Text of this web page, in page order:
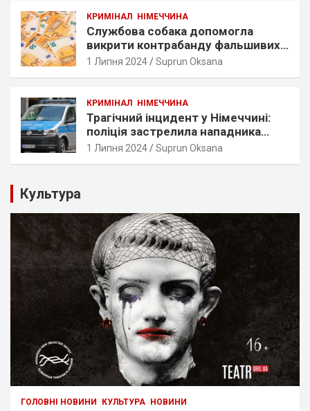
КРИМІНАЛ НІМЕЧЧИНА
Службова собака допомогла
викрити контрабанду фальшивих
євро в німецькому аеропорту
1 Липня 2024 Suprun Oksana
КРИМІНАЛ НІМЕЧЧИНА
Трагічний інцидент у Німеччині:
поліція застрелила нападника
поблизу Нюрнберга
1 Липня 2024 Suprun Oksana
Культура
ГОЛОВНІ НОВИНИ КУЛЬТУРА НОВИНИ